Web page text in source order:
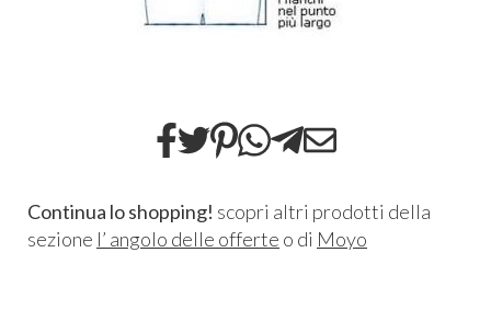
Continua lo shopping! scopri altri prodotti della
sezione l’ angolo delle offerte o di Moyo